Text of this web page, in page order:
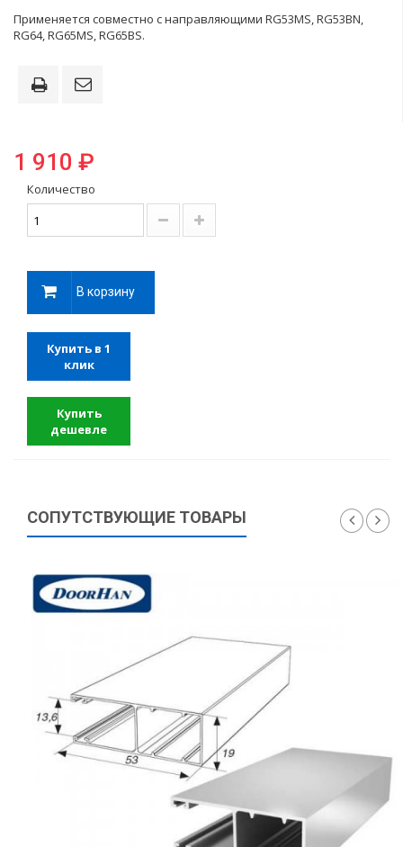
Применяется совместно с направляющими RG53MS, RG53BN,
RG64, RG65MS, RG65BS.
1 910 ₽
Количество
В корзину
Купить в 1
клик
Купить
дешевле
СОПУТСТВУЮЩИЕ ТОВАРЫ